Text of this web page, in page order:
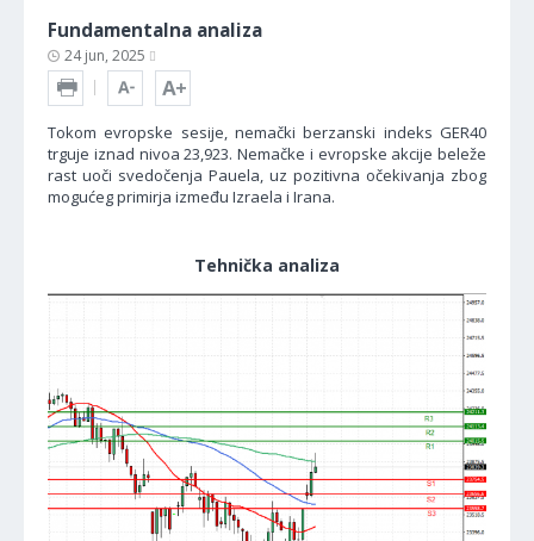
Fundamentalna analiza
24 jun, 2025
Tokom evropske sesije, nemački berzanski indeks GER40
trguje iznad nivoa 23,923. Nemačke i evropske akcije beleže
rast uoči svedočenja Pauela, uz pozitivna očekivanja zbog
mogućeg primirja između Izraela i Irana.
Tehnička analiza